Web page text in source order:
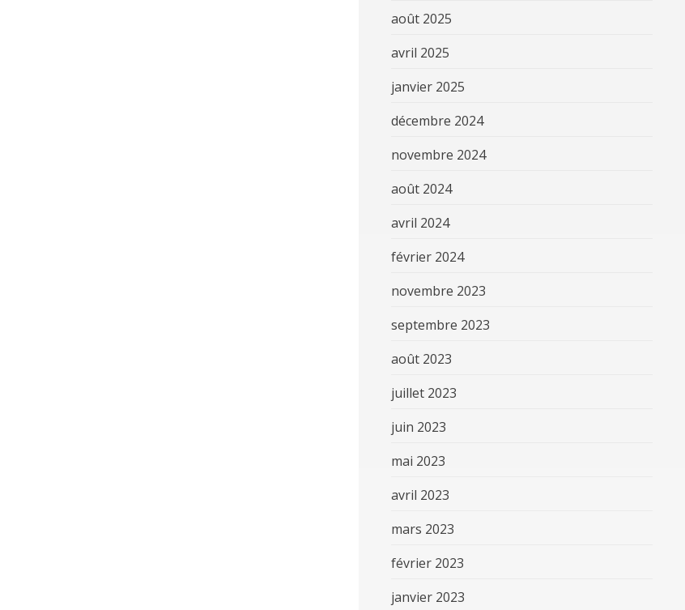
août 2025
avril 2025
janvier 2025
décembre 2024
novembre 2024
août 2024
avril 2024
février 2024
novembre 2023
septembre 2023
août 2023
juillet 2023
juin 2023
mai 2023
avril 2023
mars 2023
février 2023
janvier 2023